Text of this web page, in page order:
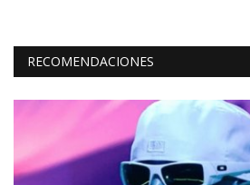
RECOMENDACIONES